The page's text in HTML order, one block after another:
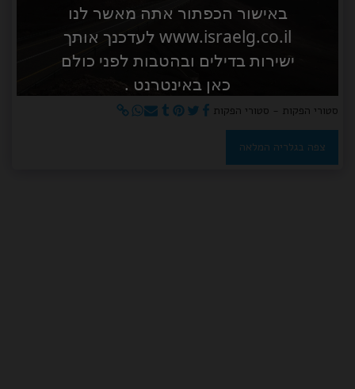
באישור הכפתור אתה מאשר לנו
www.israelg.co.il לעדכנך אותך
ישירות בדילים ובהטבות לפני כולם
כאן באינטרנט .
סטורי הפקות - סטורי הפקות
צפה בגלריה המלאה